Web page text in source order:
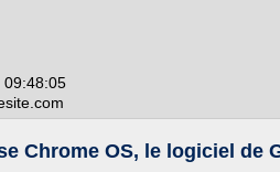
09:48:05
Chrome OS, le logiciel de